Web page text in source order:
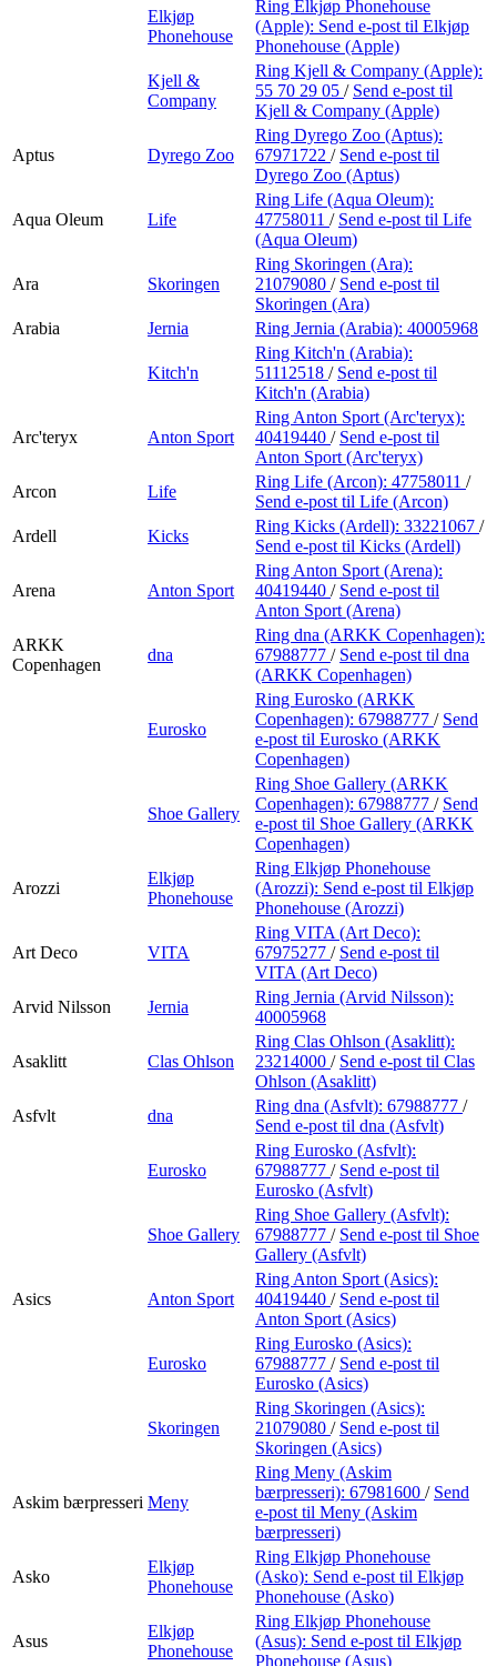
Elkjøp
Phonehouse
Ring Elkjøp Phonehouse
(Apple): Send e-post til Elkjøp
Phonehouse (Apple)
Kjell &
Company
Ring Kjell & Company (Apple):
55 70 29 05 / Send e-post til
Kjell & Company (Apple)
Aptus Dyrego Zoo
Ring Dyrego Zoo (Aptus):
67971722 / Send e-post til
Dyrego Zoo (Aptus)
Aqua Oleum Life
Ring Life (Aqua Oleum):
47758011 / Send e-post til Life
(Aqua Oleum)
Ara Skoringen
Ring Skoringen (Ara):
21079080 / Send e-post til
Skoringen (Ara)
Arabia
Jernia Ring Jernia (Arabia): 40005968
Kitch'n
Ring Kitch'n (Arabia):
51112518 / Send e-post til
Kitch'n (Arabia)
Arc'teryx Anton Sport
Ring Anton Sport (Arc'teryx):
40419440 / Send e-post til
Anton Sport (Arc'teryx)
Arcon
Life
Ring Life (Arcon): 47758011 /
Send e-post til Life (Arcon)
Ardell
Kicks
Ring Kicks (Ardell): 33221067 /
Send e-post til Kicks (Ardell)
Arena Anton Sport
Ring Anton Sport (Arena):
40419440 / Send e-post til
Anton Sport (Arena)
ARKK
Copenhagen
dna
Ring dna (ARKK Copenhagen):
67988777 / Send e-post til dna
(ARKK Copenhagen)
Eurosko
Ring Eurosko (ARKK
Copenhagen): 67988777 / Send
e-post til Eurosko (ARKK
Copenhagen)
Shoe Gallery
Ring Shoe Gallery (ARKK
Copenhagen): 67988777 / Send
e-post til Shoe Gallery (ARKK
Copenhagen)
Arozzi
Elkjøp
Phonehouse
Ring Elkjøp Phonehouse
(Arozzi): Send e-post til Elkjøp
Phonehouse (Arozzi)
Art Deco VITA
Ring VITA (Art Deco):
67975277 / Send e-post til
VITA (Art Deco)
Arvid Nilsson
Jernia
Ring Jernia (Arvid Nilsson):
40005968
Asaklitt Clas Ohlson
Ring Clas Ohlson (Asaklitt):
23214000 / Send e-post til Clas
Ohlson (Asaklitt)
Asfvlt
dna
Ring dna (Asfvlt): 67988777 /
Send e-post til dna (Asfvlt)
Eurosko
Ring Eurosko (Asfvlt):
67988777 / Send e-post til
Eurosko (Asfvlt)
Shoe Gallery
Ring Shoe Gallery (Asfvlt):
67988777 / Send e-post til Shoe
Gallery (Asfvlt)
Asics Anton Sport
Ring Anton Sport (Asics):
40419440 / Send e-post til
Anton Sport (Asics)
Eurosko
Ring Eurosko (Asics):
67988777 / Send e-post til
Eurosko (Asics)
Skoringen
Ring Skoringen (Asics):
21079080 / Send e-post til
Skoringen (Asics)
Askim bærpresseri Meny
Ring Meny (Askim
bærpresseri): 67981600 / Send
e-post til Meny (Askim
bærpresseri)
Asko
Elkjøp
Phonehouse
Ring Elkjøp Phonehouse
(Asko): Send e-post til Elkjøp
Phonehouse (Asko)
Asus
Elkjøp
Phonehouse
Ring Elkjøp Phonehouse
(Asus): Send e-post til Elkjøp
Phonehouse (Asus)